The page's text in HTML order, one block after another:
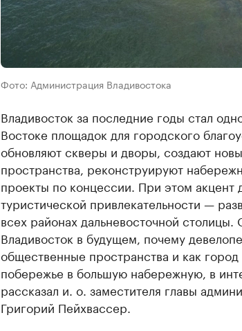
Фото: Администрация Владивостока
Владивосток за последние годы стал
Востоке площадок для городского
обновляют скверы и дворы, создают
пространства, реконструируют
проекты по концессии. При этом акцент
туристической привлекательности —
всех районах дальневосточной
Владивосток в будущем, почему
общественные пространства и как
побережье в большую набережную, в
рассказал и. о. заместителя главы
Григорий Пейхвассер.